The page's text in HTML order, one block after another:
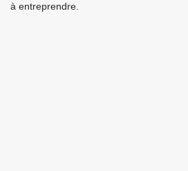
à entreprendre.